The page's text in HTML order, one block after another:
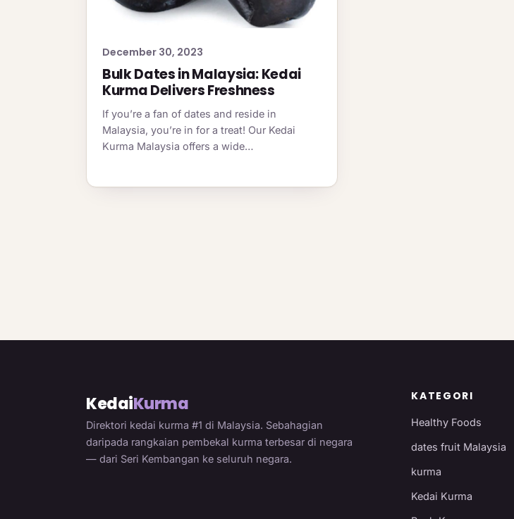
December 30, 2023
Bulk Dates in Malaysia: Kedai
Kurma Delivers Freshness
If you’re a fan of dates and reside in
Malaysia, you’re in for a treat! Our Kedai
Kurma Malaysia offers a wide…
KedaiKurma
Direktori kedai kurma #1 di Malaysia. Sebahagian
daripada rangkaian pembekal kurma terbesar di negara
— dari Seri Kembangan ke seluruh negara.
KATEGORI
Healthy Foods
dates fruit Malaysia
kurma
Kedai Kurma